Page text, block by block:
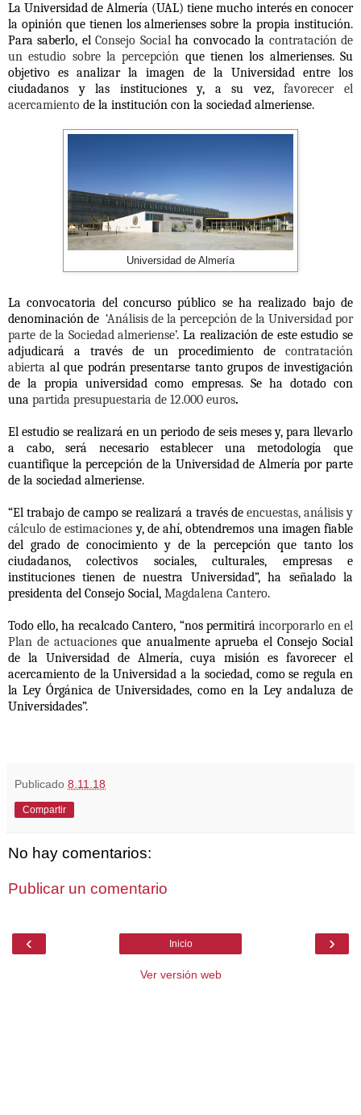
La Universidad de Almería (UAL) tiene mucho interés en conocer
la opinión que tienen los almerienses sobre la propia institución.
Para saberlo, elConsejo Socialha convocado la contratación de
un estudio sobre la percepción que tienen los almerienses. Su
objetivo es analizar la imagen de la Universidad entre los
ciudadanos y las instituciones y, a su vez,favorecer el
acercamiento de la institución con la sociedad almeriense.
Universidad de Almería
La convocatoria del concurso público se ha realizado bajo de
denominación de ‘Análisis de la percepción de la Universidad por
parte de la Sociedad almeriense’. La realización de este estudio se
adjudicará a través de un procedimiento de contratación
abierta al que podrán presentarse tanto grupos de investigación
de la propia universidad como empresas. Se ha dotado con
una partida presupuestaria de 12.000 euros.
El estudio se realizará en un periodo de seis meses y, para llevarlo
a cabo, será necesario establecer una metodología que
cuantifique la percepción de la Universidad de Almería por parte
de la sociedad almeriense.
“El trabajo de campo se realizará a través de encuestas, análisis y
cálculo de estimaciones y, de ahí, obtendremos una imagen fiable
del grado de conocimiento y de la percepción que tanto los
ciudadanos, colectivos sociales, culturales, empresas e
instituciones tienen de nuestra Universidad”, ha señalado la
presidenta del Consejo Social, Magdalena Cantero.
Todo ello, ha recalcado Cantero, “nos permitirá incorporarlo en el
Plan de actuaciones que anualmente aprueba el Consejo Social
de la Universidad de Almería, cuya misión es favorecer el
acercamiento de la Universidad a la sociedad, como se regula en
la Ley Órgánica de Universidades, como en la Ley andaluza de
Universidades”.
Publicado 8.11.18
Compartir
No hay comentarios:
Publicar un comentario
‹ ›
Inicio
Ver versión web